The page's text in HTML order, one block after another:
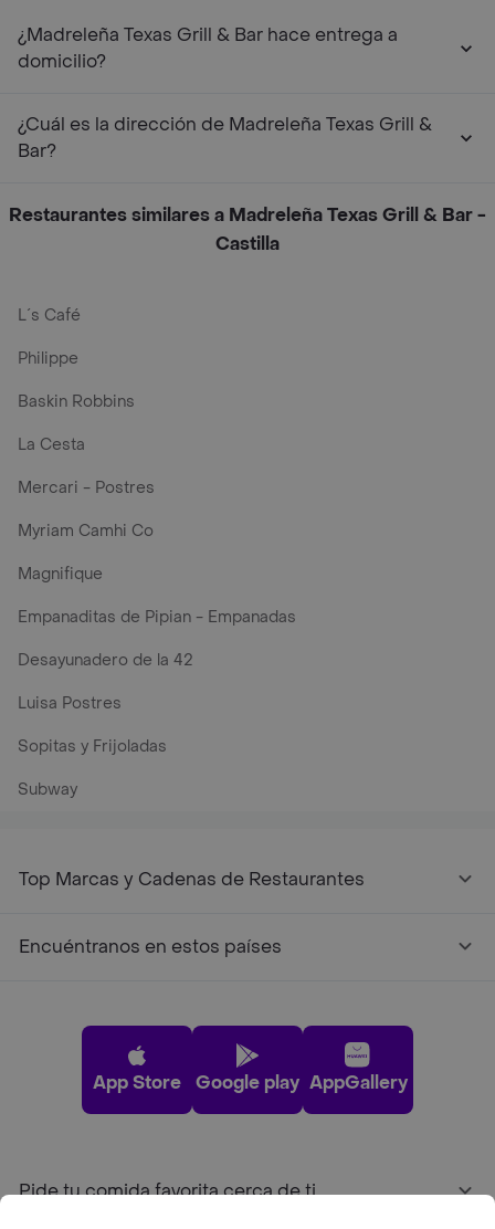
¿Madreleña Texas Grill & Bar hace entrega a
domicilio?
¿Cuál es la dirección de Madreleña Texas Grill &
Bar?
Restaurantes similares a Madreleña Texas Grill & Bar -
Castilla
L´s Café
Philippe
Baskin Robbins
La Cesta
Mercari - Postres
Myriam Camhi Co
Magnifique
Empanaditas de Pipian - Empanadas
Desayunadero de la 42
Luisa Postres
Sopitas y Frijoladas
Subway
Top Marcas y Cadenas de Restaurantes
Encuéntranos en estos países
App Store Google play AppGallery
Pide tu comida favorita cerca de ti